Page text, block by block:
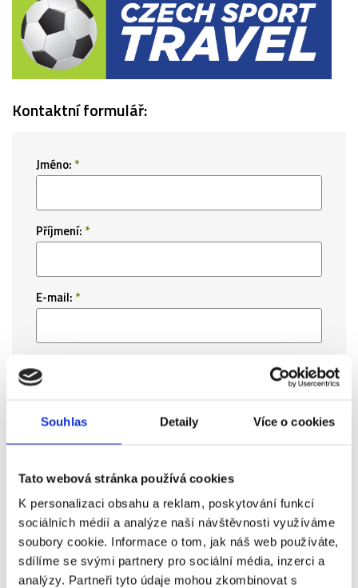
Souhlas Detaily Více o cookies
Tato webová stránka používá cookies
K personalizaci obsahu a reklam, poskytování funkcí
sociálních médií a analýze naší návštěvnosti využíváme
soubory cookie. Informace o tom, jak náš web používáte,
sdílíme se svými partnery pro sociální média, inzerci a
analýzy. Partneři tyto údaje mohou zkombinovat s
Kontaktní formulář:
Jméno: *
Příjmení: *
E-mail: *
Text zprávy: